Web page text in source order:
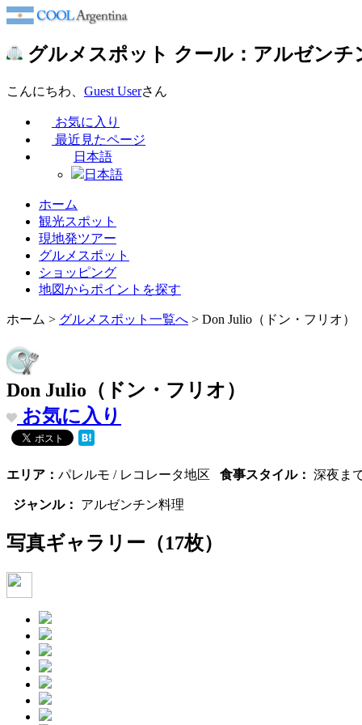
グルメスポット クール：アルゼンチ
こんにちわ、 Guest Userさん
お気に入り
最近見たページ
日本語
日本語
ホーム
観光スポット
現地発ツアー
グルメスポット
ショッピング
地図からポイントを探す
ホーム > グルメスポット一覧へ > Don Julio（ドン・フリオ）
Don Julio（ドン・フリオ）
お気に入り
エリア： パレルモ / レコレータ地区 食事スタイル： 深夜ま
ジャンル： アルゼンチン料理
写真ギャラリー （17枚）